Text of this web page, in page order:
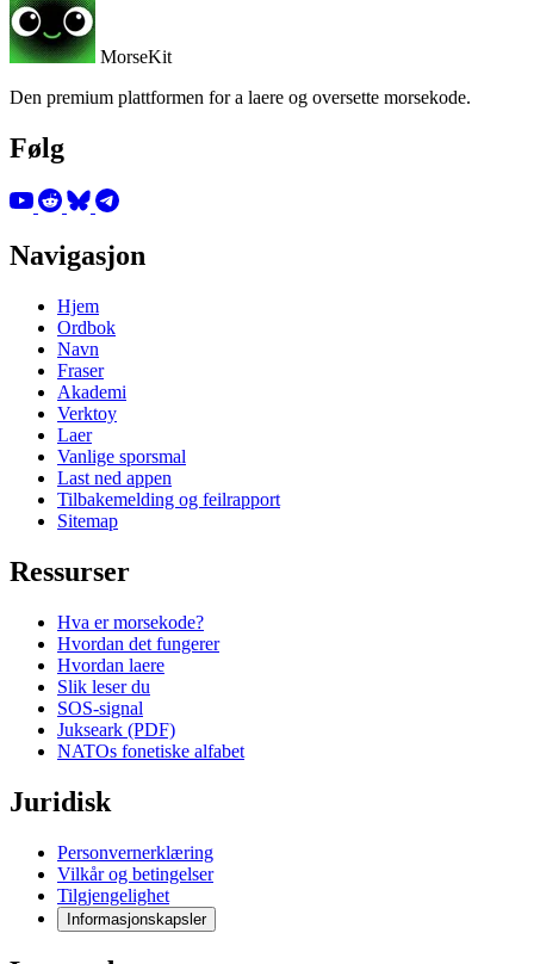
MorseKit
Den premium plattformen for a laere og oversette morsekode.
Følg
Navigasjon
Hjem
Ordbok
Navn
Fraser
Akademi
Verktoy
Laer
Vanlige sporsmal
Last ned appen
Tilbakemelding og feilrapport
Sitemap
Ressurser
Hva er morsekode?
Hvordan det fungerer
Hvordan laere
Slik leser du
SOS-signal
Jukseark (PDF)
NATOs fonetiske alfabet
Juridisk
Personvernerklæring
Vilkår og betingelser
Tilgjengelighet
Informasjonskapsler